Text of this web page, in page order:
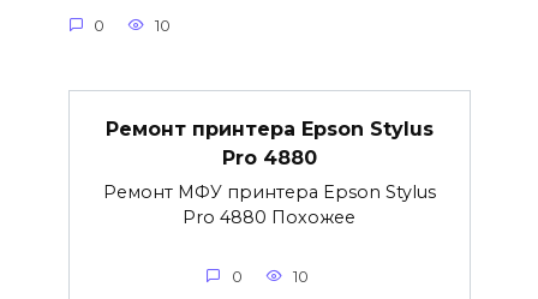
0 10
Ремонт принтера Epson Stylus
Pro 4880
Ремонт МФУ принтера Epson Stylus
Pro 4880 Похожее
0 10